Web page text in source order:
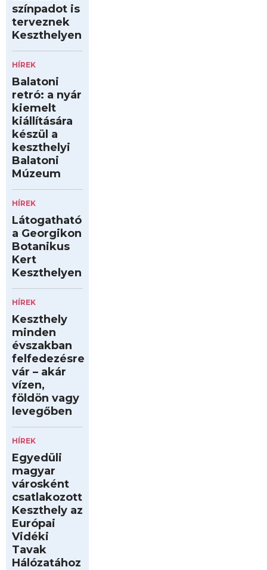
színpadot is
terveznek
Keszthelyen
HÍREK
Balatoni
retró: a nyár
kiemelt
kiállítására
készül a
keszthelyi
Balatoni
Múzeum
HÍREK
Látogatható
a Georgikon
Botanikus
Kert
Keszthelyen
HÍREK
Keszthely
minden
évszakban
felfedezésre
vár – akár
vízen,
földön vagy
levegőben
HÍREK
Egyedüli
magyar
városként
csatlakozott
Keszthely az
Európai
Vidéki
Tavak
Hálózatához